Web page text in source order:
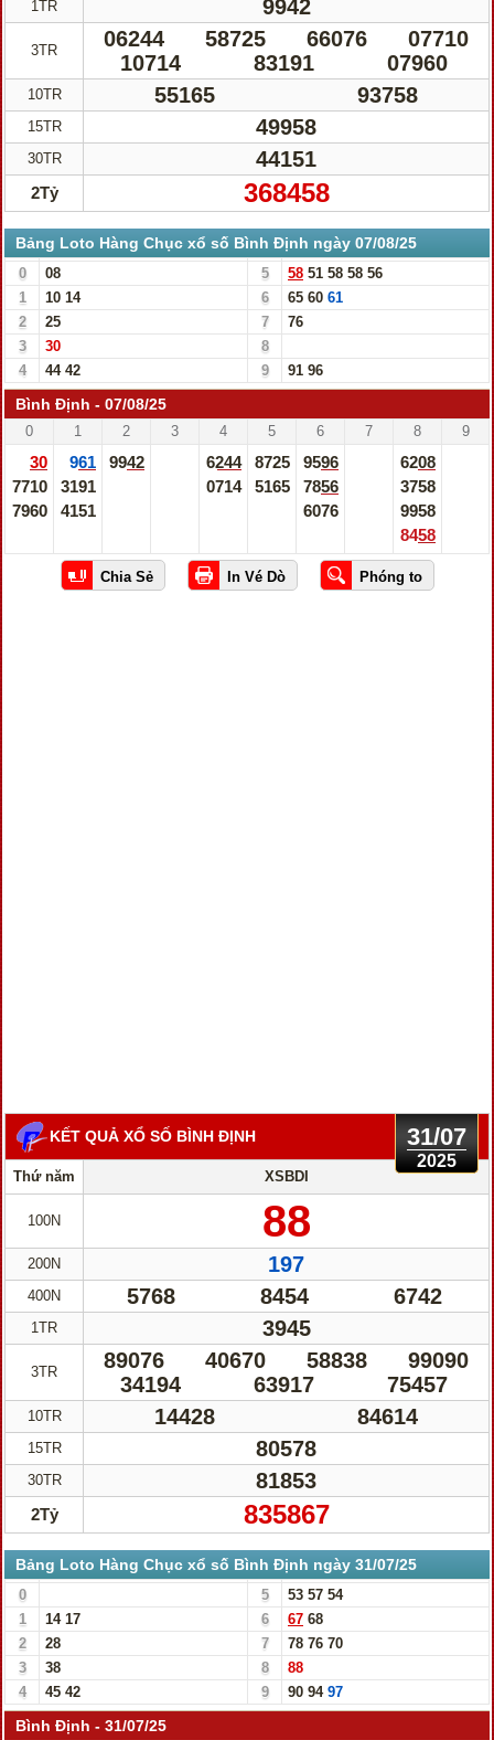
1TR 9942
3TR 06244 58725 66076
07710
10714
83191 07960
10TR 55165 93758
15TR 49958
30TR 44151
2Tỷ 368458
Bảng Loto Hàng Chục xổ số Bình Định ngày 07/08/25
0 08 5 58 51 58 58 56
1
10 14 6 65 60 61
2
25 7
76
3
30
8
4
44 42 9 91 96
Bình Định - 07/08/25
0 1 2 3 4 5 6 7 8 9
30
7710
7960
961
3191
4151
9942
6244
0714
8725
5165
9596
7856
6076
6208
3758
9958
8458
KẾT QUẢ XỔ SỐ BÌNH ĐỊNH 31/07
2025
Thứ năm XSBDI
100N 88
200N 197
400N 5768 8454 6742
1TR 3945
3TR 89076 40670 58838
99090
34194
63917 75457
10TR 14428 84614
15TR 80578
30TR 81853
2Tỷ 835867
Bảng Loto Hàng Chục xổ số Bình Định ngày 31/07/25
0 5 53 57 54
1
14 17 6 67 68
2
28 7 78 76 70
3
38 8
88
4
45 42 9 90 94 97
Bình Định - 31/07/25